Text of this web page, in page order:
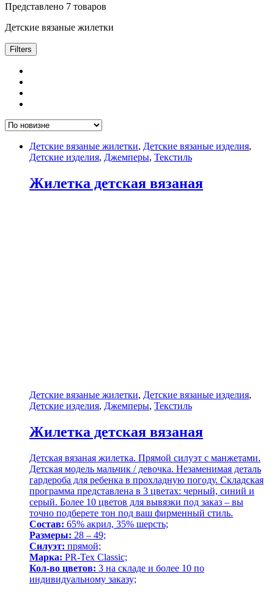
Представлено 7 товаров
Детские вязаные жилетки
Filters
Детские вязаные жилетки, Детские вязаные изделия,
Детские изделия, Джемперы, Текстиль
Жилетка детская вязаная
Детские вязаные жилетки, Детские вязаные изделия,
Детские изделия, Джемперы, Текстиль
Жилетка детская вязаная
Детская вязаная жилетка. Прямой силуэт с манжетами.
Детская модель мальчик / девочка. Незаменимая деталь
гардероба для ребенка в прохладную погоду. Складская
программа представлена в 3 цветах: черный, синий и
серый. Более 10 цветов для вывязки под заказ – вы
точно подберете тон под ваш фирменный стиль.
Состав: 65% акрил, 35% шерсть;
Размеры: 28 – 49;
Силуэт: прямой;
Марка: PR-Tex Classic;
Кол-во цветов: 3 на складе и более 10 по
индивидуальному заказу;